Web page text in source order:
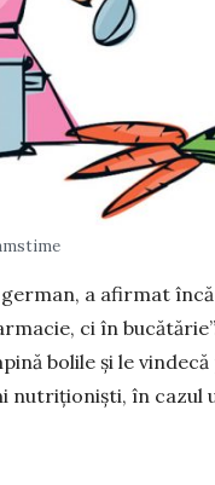
a afir­mat
ci în
bolile și le vindecă
nu­­triționiști, în cazul